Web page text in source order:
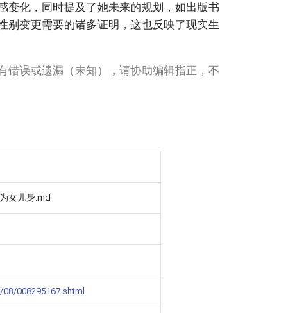
变化，同时提及了她未来的规划，如出版书
别变更需要的诸多证明，这也反映了现实生
错误或遗漏（未知），请协助编辑指正，不
女儿身.md
008295167.shtml